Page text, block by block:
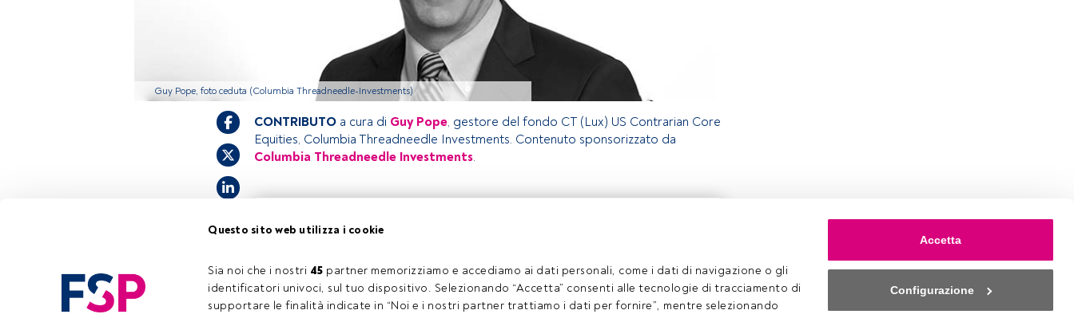
Questo sito web utilizza i cookie
Sia noi che i nostri 45 partner memorizziamo e accediamo ai dati personali, come i dati di navigazione o gli
identificatori univoci, sul tuo dispositivo. Selezionando “Accetta” consenti alle tecnologie di tracciamento di
supportare le finalità indicate in “Noi e i nostri partner trattiamo i dati per fornire”, mentre selezionando
Accetta
Configurazione
Guy Pope, foto ceduta (Columbia Threadneedle-Investments)
Tempo di lettura: 2 min.
CONTRIBUTO a cura di Guy Pope, gestore del fondo CT (Lux) US Contrarian Core
Equities, Columbia Threadneedle Investments. Contenuto sponsorizzato da
Columbia Threadneedle Investments.
accedi tramite il pulsante Login. Se non hai ancora un account, ti invitiamo a
Accedere a FundsPeople